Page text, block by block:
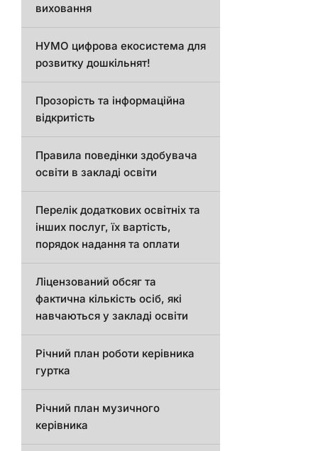
виховання
НУМО цифрова екосистема для
розвитку дошкільнят!
Прозорість та інформаційна
відкритість
Правила поведінки здобувача
освіти в закладі освіти
Перелік додаткових освітніх та
інших послуг, їх вартість,
порядок надання та оплати
Ліцензований обсяг та
фактична кількість осіб, які
навчаються у закладі освіти
Річний план роботи керівника
гуртка
Річний план музичного
керівника